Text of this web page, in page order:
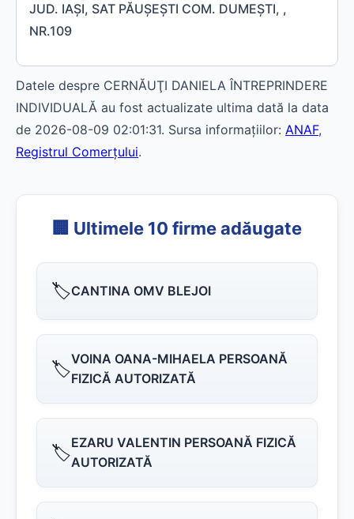
JUD. IAŞI, SAT PĂUŞEŞTI COM. DUMEŞTI, ,
NR.109
Datele despre CERNĂUŢI DANIELA ÎNTREPRINDERE
INDIVIDUALĂ au fost actualizate ultima dată la data
de 2026-08-09 02:01:31. Sursa informațiilor: ANAF,
Registrul Comerțului.
🏢 Ultimele 10 firme adăugate
🏷️CANTINA OMV BLEJOI
🏷️VOINA OANA-MIHAELA PERSOANĂ
FIZICĂ AUTORIZATĂ
🏷️EZARU VALENTIN PERSOANĂ FIZICĂ
AUTORIZATĂ